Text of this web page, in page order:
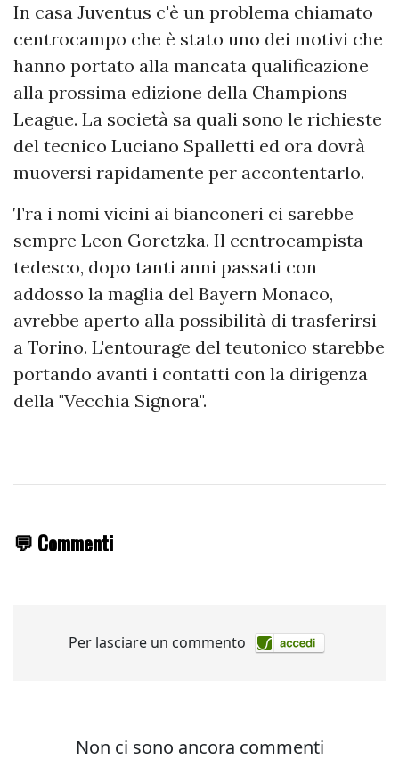
In casa Juventus c'è un problema chiamato
centrocampo che è stato uno dei motivi che
hanno portato alla mancata qualificazione
alla prossima edizione della Champions
League. La società sa quali sono le richieste
del tecnico Luciano Spalletti ed ora dovrà
muoversi rapidamente per accontentarlo.
Tra i nomi vicini ai bianconeri ci sarebbe
sempre Leon Goretzka. Il centrocampista
tedesco, dopo tanti anni passati con
addosso la maglia del Bayern Monaco,
avrebbe aperto alla possibilità di trasferirsi
a Torino. L'entourage del teutonico starebbe
portando avanti i contatti con la dirigenza
della "Vecchia Signora".
💬 Commenti